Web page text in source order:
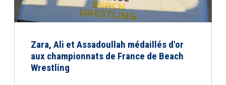
Zara, Ali et Assadoullah médaillés d'or
aux championnats de France de Beach
Wrestling